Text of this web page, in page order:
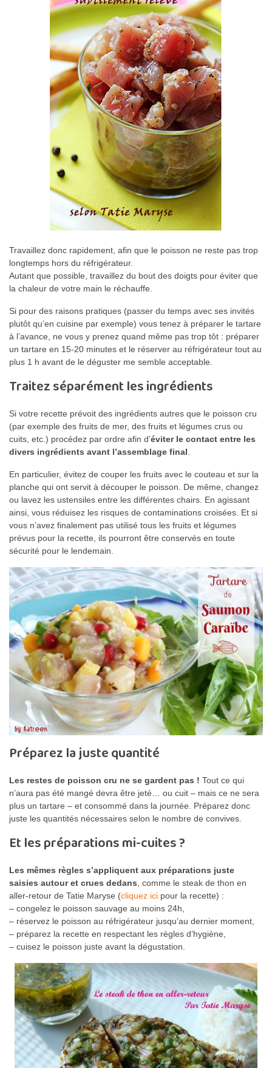
Travaillez donc rapidement, afin que le poisson ne reste pas trop
longtemps hors du réfrigérateur.
Autant que possible, travaillez du bout des doigts pour éviter que
la chaleur de votre main le réchauffe.
Si pour des raisons pratiques (passer du temps avec ses invités
plutôt qu’en cuisine par exemple) vous tenez à préparer le tartare
à l’avance, ne vous y prenez quand même pas trop tôt : préparer
un tartare en 15-20 minutes et le réserver au réfrigérateur tout au
plus 1 h avant de le déguster me semble acceptable.
Traitez séparément les ingrédients
Si votre recette prévoit des ingrédients autres que le poisson cru
(par exemple des fruits de mer, des fruits et légumes crus ou
cuits, etc.) procédez par ordre afin d’éviter le contact entre les
divers ingrédients avant l’assemblage final.
En particulier, évitez de couper les fruits avec le couteau et sur la
planche qui ont servit à découper le poisson. De même, changez
ou lavez les ustensiles entre les différentes chairs. En agissant
ainsi, vous réduisez les risques de contaminations croisées. Et si
vous n’avez finalement pas utilisé tous les fruits et légumes
prévus pour la recette, ils pourront être conservés en toute
sécurité pour le lendemain.
Préparez la juste quantité
Les restes de poisson cru ne se gardent pas ! Tout ce qui
n’aura pas été mangé devra être jeté… ou cuit – mais ce ne sera
plus un tartare – et consommé dans la journée. Préparez donc
juste les quantités nécessaires selon le nombre de convives.
Et les préparations mi-cuites ?
Les mêmes règles s’appliquent aux préparations juste
saisies autour et crues dedans , comme le steak de thon en
aller-retour de Tatie Maryse (cliquez ici pour la recette) :
– congelez le poisson sauvage au moins 24h,
– réservez le poisson au réfrigérateur jusqu’au dernier moment,
– préparez la recette en respectant les règles d’hygiène,
– cuisez le poisson juste avant la dégustation.